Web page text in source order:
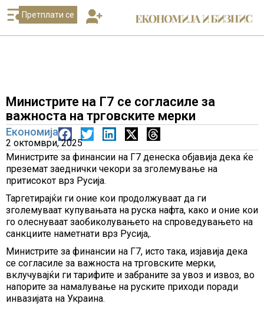
Претплати се
Министрите на Г7 се согласиле за
важноста на трговските мерки
Економија
2 октомври, 2025
Министрите за финансии на Г7 денеска објавија дека ќе
преземат заеднички чекори за зголемување на
притисокот врз Русија.
Таргетирајќи ги оние кои продолжуваат да ги
зголемуваат купувањата на руска нафта, како и оние кои
го олеснуваат заобиколувањето на спроведувањето на
санкциите наметнати врз Русија,.
Министрите за финансии на Г7, исто така, изјавија дека
се согласиле за важноста на трговските мерки,
вклучувајќи ги тарифите и забраните за увоз и извоз, во
напорите за намалување на руските приходи поради
инвазијата на Украина.